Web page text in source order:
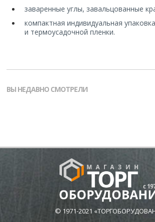
заваренные углы, завальцованные
компактная индивидуальная
и термоусадочной пленки.
ВЫ НЕДАВНО СМОТРЕЛИ
© 1971-2021